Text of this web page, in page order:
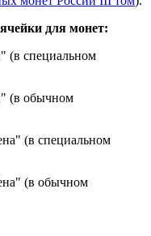
для монет:
(в специальном
(в обычном
(в специальном
(в обычном